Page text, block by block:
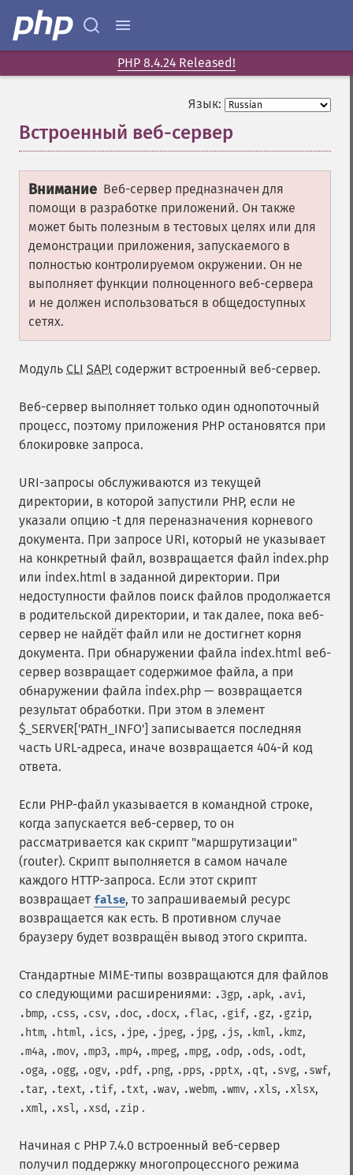
PHP 8.4.24 Released!
Язык:
Встроенный веб-сервер
Внимание Веб-сервер предназначен для
помощи в разработке приложений. Он также
может быть полезным в тестовых целях или для
демонстрации приложения, запускаемого в
полностью контролируемом окружении. Он не
выполняет функции полноценного веб-сервера
и не должен использоваться в общедоступных
сетях.
Модуль CLI SAPI содержит встроенный веб-сервер.
Веб-сервер выполняет только один однопоточный
процесс, поэтому приложения PHP остановятся при
блокировке запроса.
URI-запросы обслуживаются из текущей
директории, в которой запустили PHP, если не
указали опцию -t для переназначения корневого
документа. При запросе URI, который не указывает
на конкретный файл, возвращается файл index.php
или index.html в заданной директории. При
недоступности файлов поиск файлов продолжается
в родительской директории, и так далее, пока веб-
сервер не найдёт файл или не достигнет корня
документа. При обнаружении файла index.html веб-
сервер возвращает содержимое файла, а при
обнаружении файла index.php — возвращается
результат обработки. При этом в элемент
$_SERVER['PATH_INFO'] записывается последняя
часть URL-адреса, иначе возвращается 404-й код
ответа.
Если PHP-файл указывается в командной строке,
когда запускается веб-сервер, то он
рассматривается как скрипт "маршрутизации"
(router). Скрипт выполняется в самом начале
каждого HTTP-запроса. Если этот скрипт
возвращает false, то запрашиваемый ресурс
возвращается как есть. В противном случае
браузеру будет возвращён вывод этого скрипта.
Стандартные MIME-типы возвращаются для файлов
со следующими расширениями: .3gp, .apk, .avi,
.bmp, .css, .csv, .doc, .docx, .flac, .gif, .gz, .gzip,
.htm, .html, .ics, .jpe, .jpeg, .jpg, .js, .kml, .kmz,
.m4a, .mov, .mp3, .mp4, .mpeg, .mpg, .odp, .ods, .odt,
.oga, .ogg, .ogv, .pdf, .png, .pps, .pptx, .qt, .svg, .swf,
.tar, .text, .tif, .txt, .wav, .webm, .wmv, .xls, .xlsx,
.xml, .xsl, .xsd, .zip .
Начиная с PHP 7.4.0 встроенный веб-сервер
получил поддержку многопроцессного режима